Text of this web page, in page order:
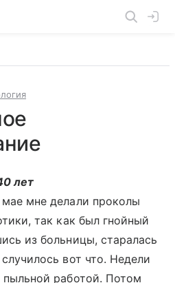
лет
мне делали проколы
так как был гнойный
из больницы, старалась
вот что. Недели
пыльной работой. Потом